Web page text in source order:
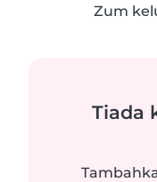
Zum
Tiada